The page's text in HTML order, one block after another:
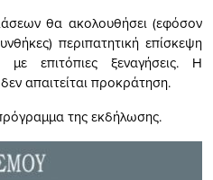
θα ακολουθήσει (εφόσον
περιπατητική επίσκεψη
με επιτόπιες ξεναγήσεις. Η
απαιτείται προκράτηση.
της εκδήλωσης.